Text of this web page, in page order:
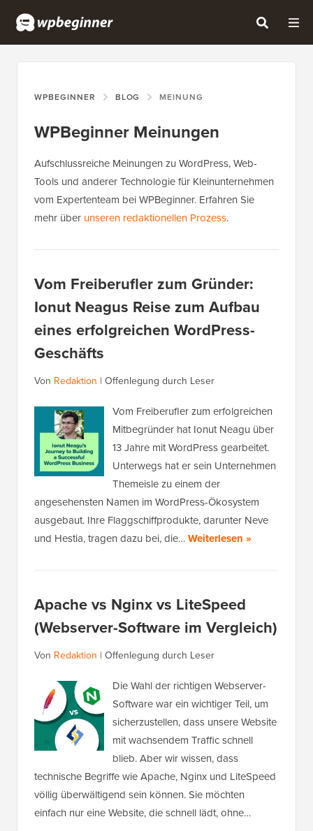
WPBEGINNER BLOG MEINUNG
WPBeginner Meinungen
Aufschlussreiche Meinungen zu WordPress, Web-
Tools und anderer Technologie für Kleinunternehmen
vom Expertenteam bei WPBeginner. Erfahren Sie
mehr über unseren redaktionellen Prozess.
Vom Freiberufler zum Gründer:
Ionut Neagus Reise zum Aufbau
eines erfolgreichen WordPress-
Geschäfts
Von Redaktion | Offenlegung durch Leser
Vom Freiberufler zum erfolgreichen
Mitbegründer hat Ionut Neagu über
13 Jahre mit WordPress gearbeitet.
Unterwegs hat er sein Unternehmen
Themeisle zu einem der
angesehensten Namen im WordPress-Ökosystem
ausgebaut. Ihre Flaggschiffprodukte, darunter Neve
und Hestia, tragen dazu bei, die…Weiterlesen »
Apache vs Nginx vs LiteSpeed
(Webserver-Software im Vergleich)
Von Redaktion | Offenlegung durch Leser
Die Wahl der richtigen Webserver-
Software war ein wichtiger Teil, um
sicherzustellen, dass unsere Website
mit wachsendem Traffic schnell
blieb. Aber wir wissen, dass
technische Begriffe wie Apache, Nginx und LiteSpeed ​​
völlig überwältigend sein können. Sie möchten
einfach nur eine Website, die schnell lädt, ohne…